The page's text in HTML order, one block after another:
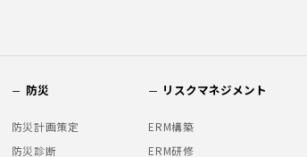
防災
防災計画策定
防災診断
リスクマネジメント
ERM構築
ERM研修